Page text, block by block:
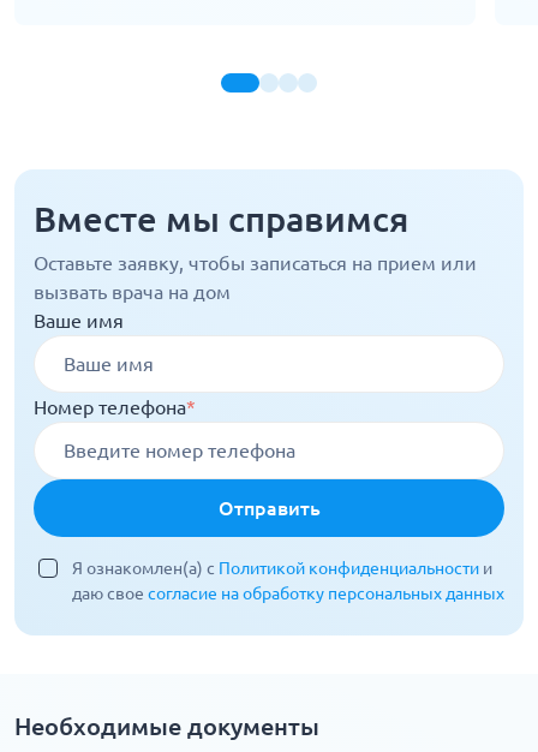
Вместе мы справимся
Оставьте заявку, чтобы записаться на прием или
вызвать врача на дом
Ваше имя
Номер телефона*
Отправить
Я ознакомлен(а) с Политикой конфиденциальности и
даю свое согласие на обработку персональных данных
Необходимые документы